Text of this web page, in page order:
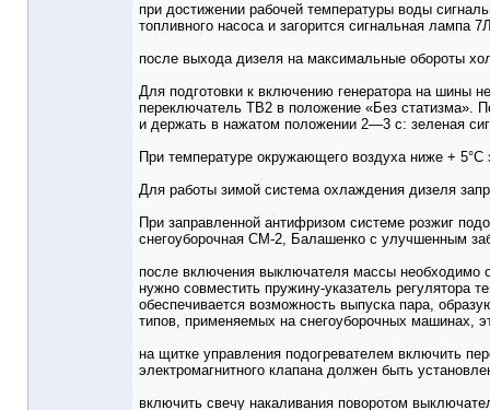
при достижении рабочей температуры воды
топливного насоса и загорится сигнальная лампа
после выхода дизеля на максимальные обороты
Для подготовки к включению генератора на шины
переключатель ТВ2 в положение «Без статизма».
и держать в нажатом положении 2—3 с: зеленая
При температуре окружающего воздуха ниже +
Для работы зимой система охлаждения дизеля
При заправленной антифризом системе розжиг
снегоуборочная СМ-2, Балашенко с улучшенным
после включения выключателя массы необходимо
нужно совместить пружину-указатель регулятора
обеспечивается возможность выпуска пара,
типов, применяемых на снегоуборочных машинах,
на щитке управления подогревателем включить
электромагнитного клапана должен быть
включить свечу накаливания поворотом